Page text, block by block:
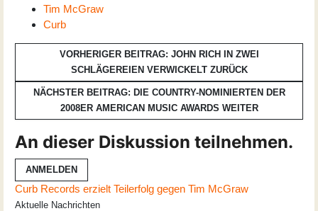
Tim McGraw
Curb
VORHERIGER BEITRAG: JOHN RICH IN ZWEI
SCHLÄGEREIEN VERWICKELT ZURÜCK
NÄCHSTER BEITRAG: DIE COUNTRY-NOMINIERTEN DER
2008ER AMERICAN MUSIC AWARDS WEITER
An dieser Diskussion teilnehmen.
ANMELDEN
Curb Records erzielt Teilerfolg gegen Tim McGraw
Aktuelle Nachrichten